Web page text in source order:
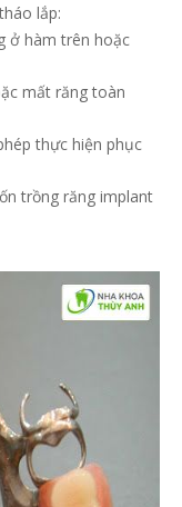
lắp:
ở hàm trên hoặc
mất răng toàn
thực hiện phục
trồng răng implant